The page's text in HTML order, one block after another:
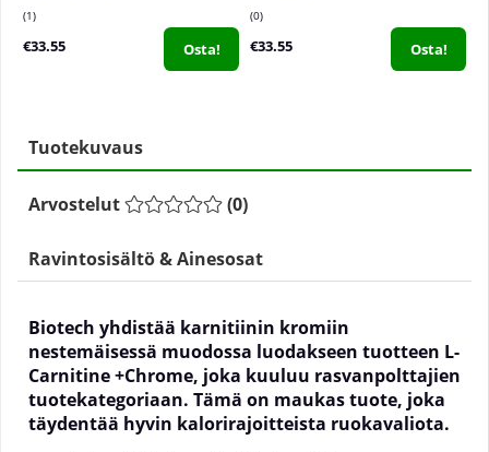
1
€33.55 Osta!
0
€33.55 Osta!
Tuotekuvaus
Arvostelut (0)
Ravintosisältö & Ainesosat
Biotech yhdistää karnitiinin kromiin
nestemäisessä muodossa luodakseen tuotteen L-
Carnitine +Chrome, joka kuuluu rasvanpolttajien
tuotekategoriaan. Tämä on maukas tuote, joka
täydentää hyvin kalorirajoitteista ruokavaliota.